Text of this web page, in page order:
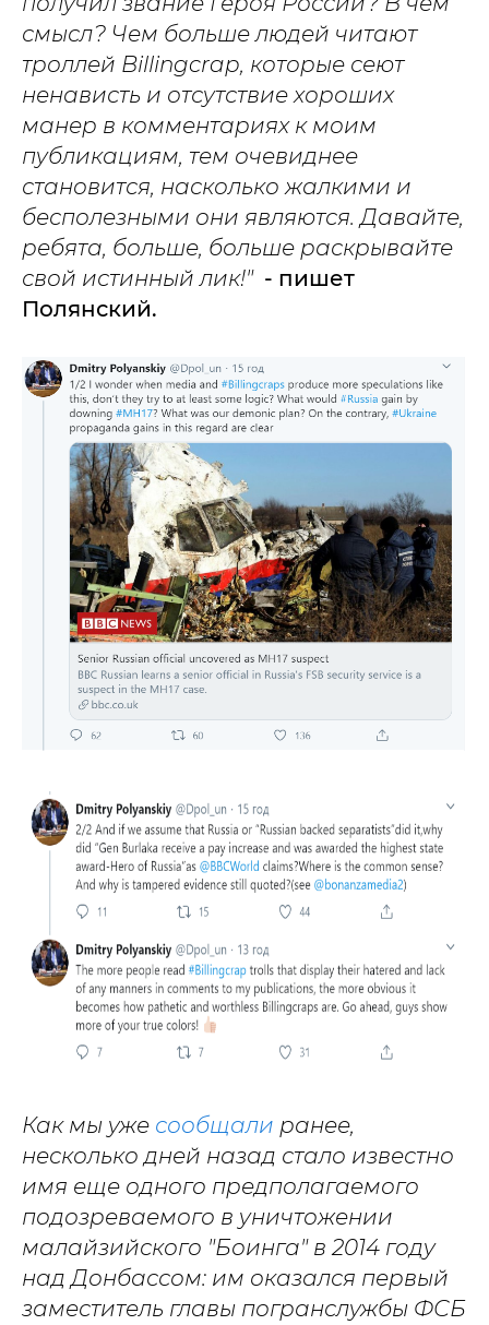
смысл? Чем больше людей читают
троллей Billingcrap, которые сеют
ненависть и отсутствие хороших
манер в комментариях к моим
публикациям, тем очевиднее
становится, насколько жалкими и
бесполезными они являются. Давайте,
ребята, больше, больше раскрывайте
свой истинный лик!" - пишет
Полянский.
Как мы уже сообщали ранее,
несколько дней назад стало известно
имя еще одного предполагаемого
подозреваемого в уничтожении
малайзийского "Боинга" в 2014 году
над Донбассом: им оказался первый
заместитель главы погранслужбы ФСБ